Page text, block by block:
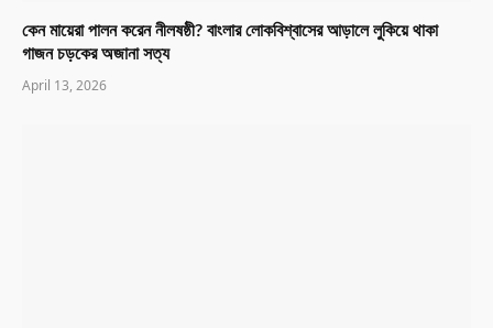
কেন মায়েরা পালন করেন নীলষষ্ঠী? বাংলার লোকবিশ্বাসের আড়ালে লুকিয়ে থাকা
গাজন চড়কের অজানা সত্য
April 13, 2026